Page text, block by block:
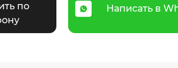
по
Написать в